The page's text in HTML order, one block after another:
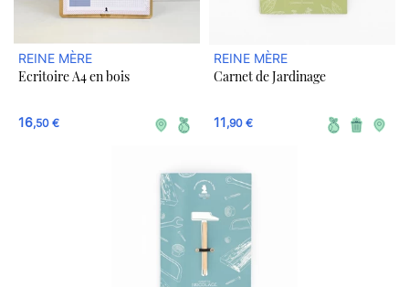
REINE MÈRE
Ecritoire A4 en bois
16,50 €
REINE MÈRE
Carnet de Jardinage
11,90 €